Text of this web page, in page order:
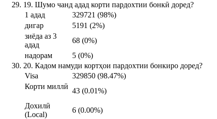
19. Шумо чанд адад корти пардохтии бонкӣ доред?
1 адад
329721 (98%)
дигар
5191 (2%)
зиёда аз 3
адад
68 (0%)
надорам
5 (0%)
20. Кадом намуди кортҳои пардохтии бонкиро доред?
Visa
329850 (98.47%)
Корти миллӣ
43 (0.01%)
Дохилӣ
(Local)
6 (0.00%)